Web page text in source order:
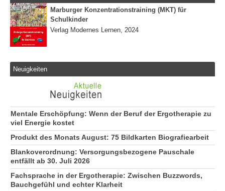
Marburger Konzentrationstraining (MKT) für
Schulkinder
Verlag Modernes Lernen, 2024
Neuigkeiten
Mentale Erschöpfung: Wenn der Beruf der Ergotherapie zu
viel Energie kostet
Produkt des Monats August: 75 Bildkarten Biografiearbeit
Blankoverordnung: Versorgungsbezogene Pauschale
entfällt ab 30. Juli 2026
Fachsprache in der Ergotherapie: Zwischen Buzzwords,
Bauchgefühl und echter Klarheit